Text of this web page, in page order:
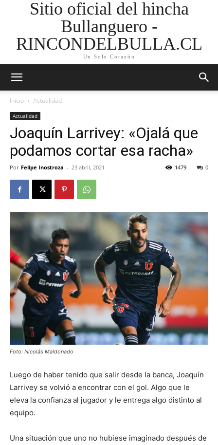
Sitio oficial del hincha
Bullanguero -
RINCONDELBULLA.CL
Un Solo Corazón
Inicio Actualidad
Actualidad
Joaquín Larrivey: «Ojalá que
podamos cortar esa racha»
Por Felipe Inostroza - 23 abril, 2021 0
1479
Foto: Nicolás Maldonado
Luego de haber tenido que salir desde la banca, Joaquín
Larrivey se volvió a encontrar con el gol. Algo que le
eleva la confianza al jugador y le entrega algo distinto al
equipo.
Una situación que uno no hubiese imaginado después de